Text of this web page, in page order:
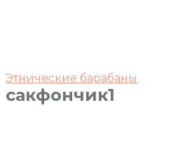
Этнические барабаны
сакфончик1